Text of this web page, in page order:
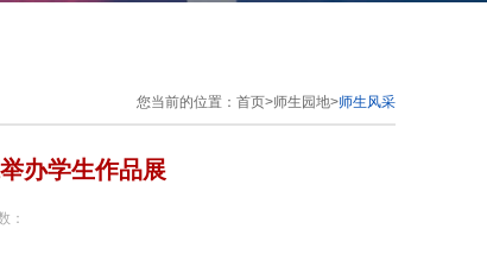
您当前的位置： 首页>师生园地>师生风采
办学生作品展
：